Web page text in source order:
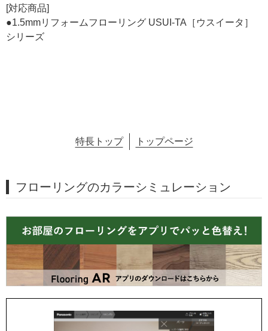
[対応商品]
●1.5mmリフォームフローリング USUI-TA［ウスイータ］
シリーズ
特長トップ トップページ
フローリングのカラーシミュレーション